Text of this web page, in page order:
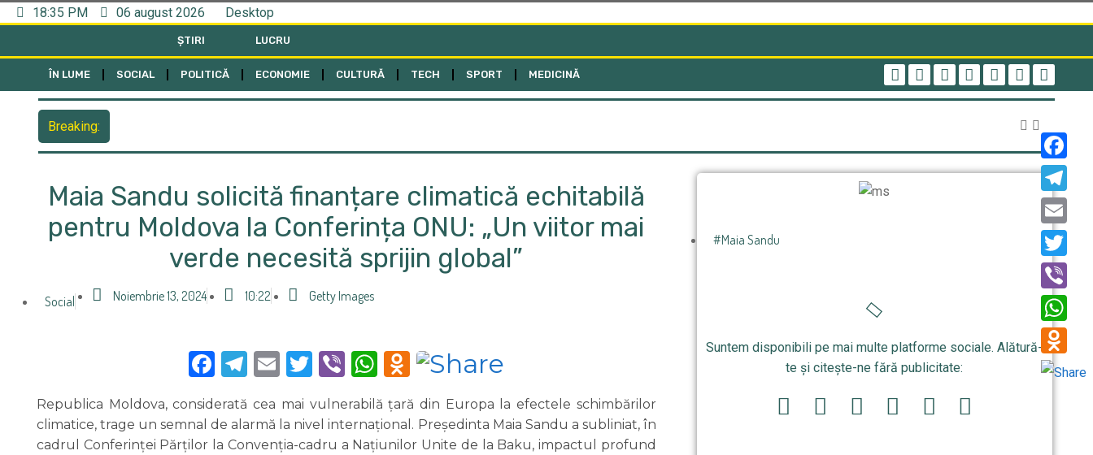
18:35 PM 06 august 2026 Desktop
ȘTIRI LUCRU
ÎN LUME SOCIAL POLITICĂ ECONOMIE CULTURĂ TECH SPORT MEDICINĂ
Breaking:
Maia Sandu solicită finanțare climatică echitabilă
pentru Moldova la Conferința ONU: „Un viitor mai
verde necesită sprijin global”
Social Noiembrie 13, 2024 10:22 Getty Images
Facebook
Telegram
Email
Twitter
ViberWhatsApp
Odnoklassniki
Republica Moldova, considerată cea mai vulnerabilă țară din Europa la efectele schimbărilor
climatice, trage un semnal de alarmă la nivel internațional. Președinta Maia Sandu a subliniat, în
cadrul Conferinței Părților la Convenția-cadru a Națiunilor Unite de la Baku, impactul profund
#Maia Sandu
Suntem disponibili pe mai multe platforme sociale. Alătură-
te și citește-ne fără publicitate:
Telegram
Email
Twitter
Viber